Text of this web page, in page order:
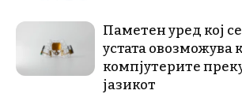
Паметен уред кој
устата овозможува
компјутерите
јазикот